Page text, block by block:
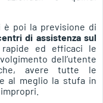
poi la previsione di
di assistenza sul
ed efficaci le
dell’utente
avere tutte le
al meglio la stufa in